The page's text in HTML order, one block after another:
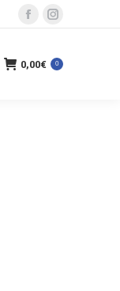
La
Facebook
La
Instagram
0,00€ 0